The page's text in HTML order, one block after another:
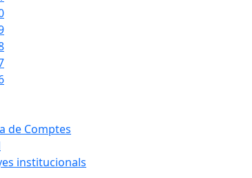
de Comptes
institucionals